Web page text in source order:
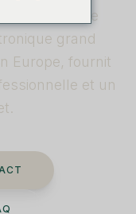
aider à tirer le
grand
Europe, fournit
et un